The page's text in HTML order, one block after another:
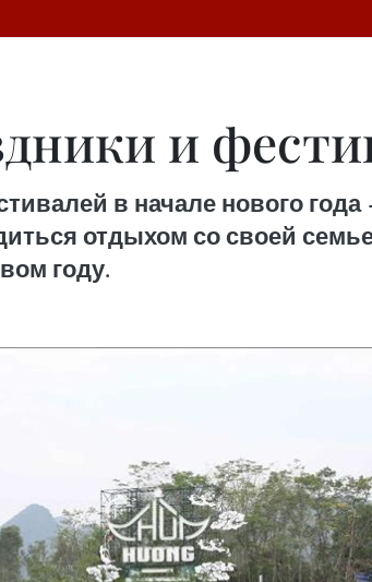
и
в начале нового
отдыхом со своей
году.